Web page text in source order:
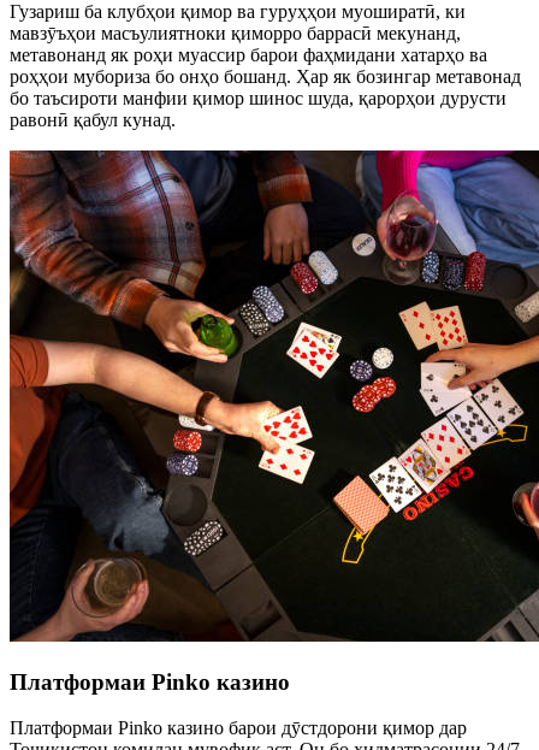
Гузариш ба клубҳои қимор ва гуруҳҳои муоширатӣ, ки
мавзӯъҳои масъулиятноки қиморро баррасӣ мекунанд,
метавонанд як роҳи муассир барои фаҳмидани хатарҳо ва
роҳҳои мубориза бо онҳо бошанд. Ҳар як бозингар метавонад
бо таъсироти манфии қимор шинос шуда, қарорҳои дурусти
равонӣ қабул кунад.
Платформаи Pinko казино
Платформаи Pinko казино барои дӯстдорони қимор дар